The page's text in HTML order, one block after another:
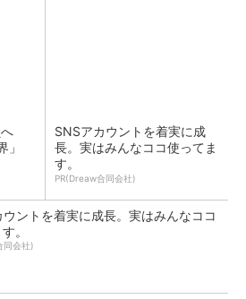
」
SNSアカウントを着実に成
長。実はみんなココ使ってま
す。
PR(Dreaw合同会社)
ウントを着実に成長。実はみんなココ
。
同会社)